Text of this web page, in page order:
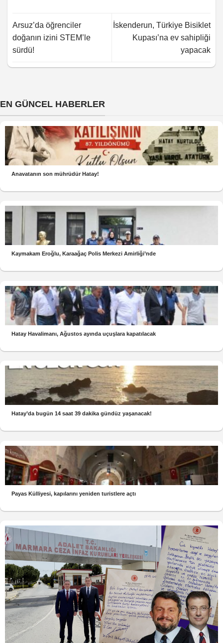
Arsuz’da öğrenciler
doğanın izini STEM’le
sürdü!
İskenderun, Türkiye Bisiklet
Kupası’na ev sahipliği
yapacak
EN GÜNCEL HABERLER
Anavatanın son mührüdür Hatay!
Kaymakam Eroğlu, Karaağaç Polis Merkezi Amirliği’nde
Hatay Havalimanı, Ağustos ayında uçuşlara kapatılacak
Hatay’da bugün 14 saat 39 dakika gündüz yaşanacak!
Payas Külliyesi, kapılarını yeniden turistlere açtı